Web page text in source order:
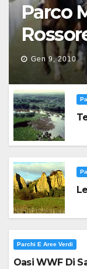
Parco
Gen 9, 2010
Parchi E Aree Verdi
Oasi WWF Di